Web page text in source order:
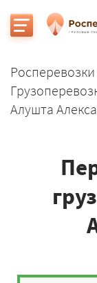
Росперевозки
Алушта